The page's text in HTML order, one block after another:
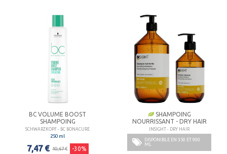
BC VOLUME BOOST
SHAMPOING
SCHWARZKOPF - BC BONACURE
250 ml
7,47 € 10,67 € -30%
SHAMPOING
NOURRISSANT - DRY HAIR
INSIGHT - DRY HAIR
DISPONIBLE EN 350 ET 900
ML